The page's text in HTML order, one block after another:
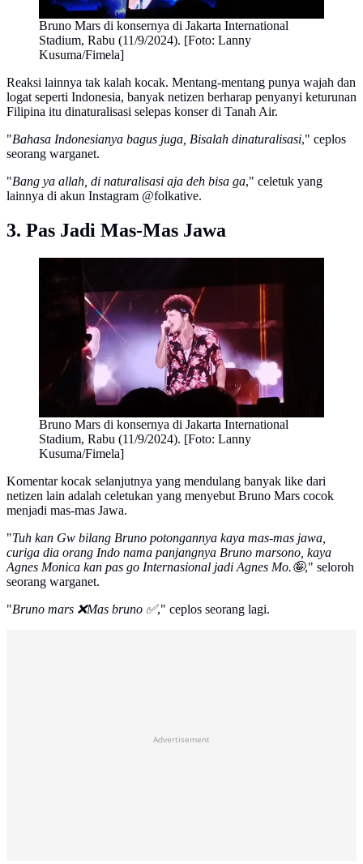
Bruno Mars di konsernya di Jakarta International
Stadium, Rabu (11/9/2024). [Foto: Lanny
Kusuma/Fimela]
Reaksi lainnya tak kalah kocak. Mentang-mentang punya wajah dan
logat seperti Indonesia, banyak netizen berharap penyanyi keturunan
Filipina itu dinaturalisasi selepas konser di Tanah Air.
"Bahasa Indonesianya bagus juga, Bisalah dinaturalisasi," ceplos
seorang warganet.
"Bang ya allah, di naturalisasi aja deh bisa ga," celetuk yang
lainnya di akun Instagram @folkative.
3. Pas Jadi Mas-Mas Jawa
Bruno Mars di konsernya di Jakarta International
Stadium, Rabu (11/9/2024). [Foto: Lanny
Kusuma/Fimela]
Komentar kocak selanjutnya yang mendulang banyak like dari
netizen lain adalah celetukan yang menyebut Bruno Mars cocok
menjadi mas-mas Jawa.
"Tuh kan Gw bilang Bruno potongannya kaya mas-mas jawa,
curiga dia orang Indo nama panjangnya Bruno marsono, kaya
Agnes Monica kan pas go Internasional jadi Agnes Mo.🤪," seloroh
seorang warganet.
"Bruno mars ❌Mas bruno ✅," ceplos seorang lagi.
Advertisement